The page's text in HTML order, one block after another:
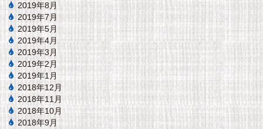
2019年8月
2019年7月
2019年5月
2019年4月
2019年3月
2019年2月
2019年1月
2018年12月
2018年11月
2018年10月
2018年9月